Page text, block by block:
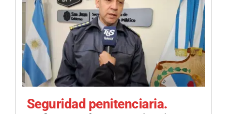
Seguridad penitenciaria.